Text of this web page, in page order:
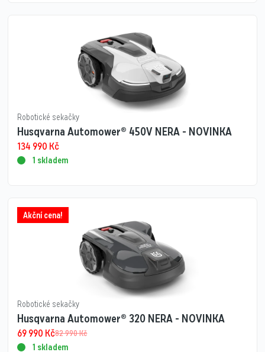
Robotické sekačky
Husqvarna Automower® 450V NERA - NOVINKA
134 990 Kč
1 skladem
Akční cena!
Robotické sekačky
Husqvarna Automower® 320 NERA - NOVINKA
82 990Kč
69 990 Kč
1 skladem